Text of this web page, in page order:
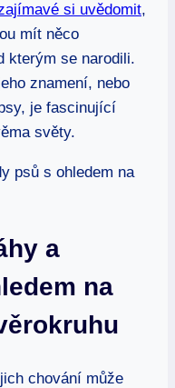
si uvědomit,
mít něco
kterým se narodili.
znamení, nebo
je fascinující
světy.
a
na
chování může